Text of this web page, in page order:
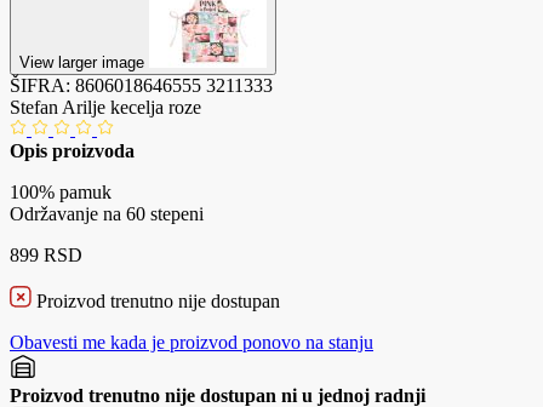
View larger image
ŠIFRA: 8606018646555 3211333
Stefan Arilje kecelja roze
Opis proizvoda
100% pamuk
Održavanje na 60 stepeni
899 RSD
Proizvod trenutno nije dostupan
Obavesti me kada je proizvod ponovo na stanju
Proizvod trenutno nije dostupan ni u jednoj radnji